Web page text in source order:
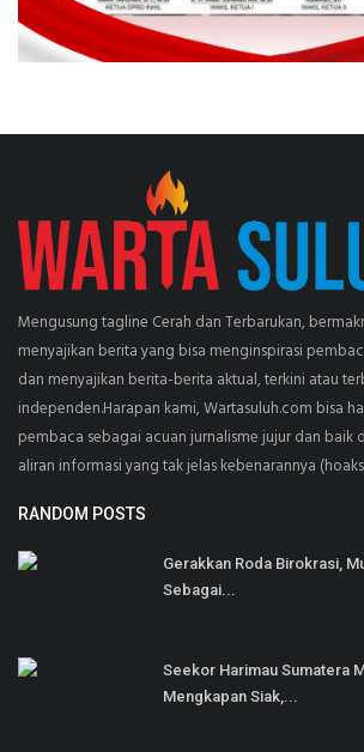
Mengusung tagline Cerah dan Terbarukan,
menyajikan berita yang bisa menginspirasi
dan menyajikan berita-berita aktual, terkini atau
independen.Harapan kami, Wartasuluh.com bisa
pembaca sebagai acuan jurnalisme jujur dan baik
aliran informasi yang tak jelas kebenarannya
RANDOM POSTS
Gerakkan Roda Birokrasi,
Sebagai...
Seekor Harimau Sumatera
Mengkapan Siak,...